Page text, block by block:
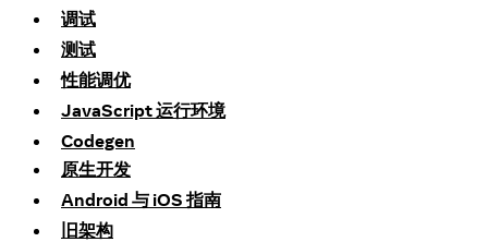
调试
测试
性能调优
JavaScript 运行环境
Codegen
原生开发
Android 与 iOS 指南
旧架构